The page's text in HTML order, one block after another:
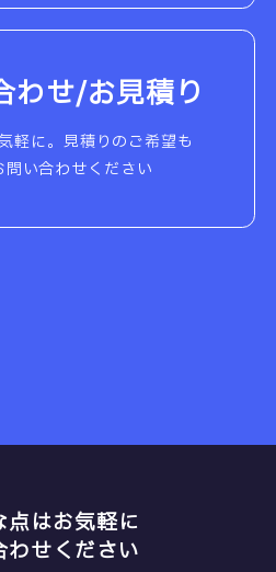
わせ/お見積り
軽に。見積りのご希望も
問い合わせください
点はお気軽に
わせください